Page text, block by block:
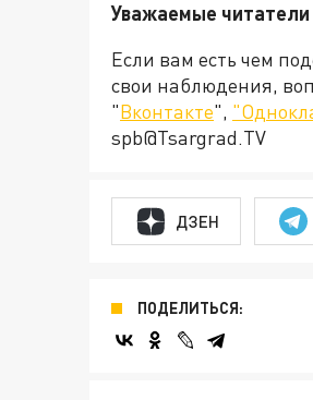
Уважаемые
Если вам есть чем
свои наблюдения,
"Вконтакте",
spb@Tsargrad.TV
ДЗЕН
ПОДЕЛИТЬСЯ: